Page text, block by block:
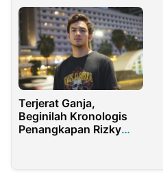
Terjerat Ganja,
Beginilah Kronologis
Penangkapan Rizky